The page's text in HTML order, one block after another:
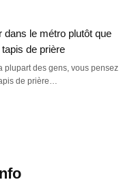
dans le métro plutôt que
de prière
plupart des gens, vous pensez
de prière…